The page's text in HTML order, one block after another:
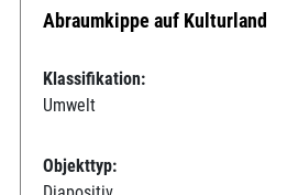
Abraumkippe auf Kulturland
Klassifikation:
Umwelt
Objekttyp: